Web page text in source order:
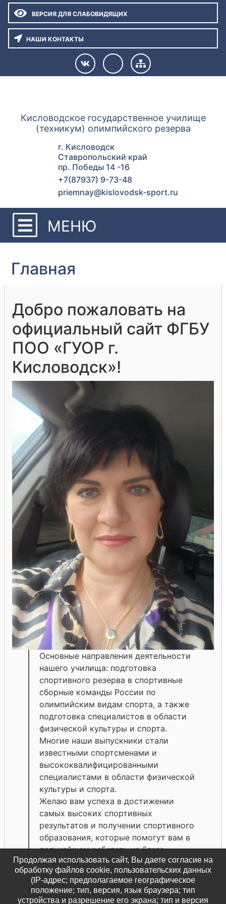
ВЕРСИЯ ДЛЯ СЛАБОВИДЯЩИХ
НАШИ КОНТАКТЫ
Кисловодское государственное училище
(техникум) олимпийского резерва
г. Кисловодск
Ставропольский край
пр. Победы 14 -16
+7(87937) 9-73-48
priemnay@kislovodsk-sport.ru
МЕНЮ
Главная
Добро пожаловать на
официальный сайт ФГБУ
ПОО «ГУОР г.
Кисловодск»!
Основные направления деятельности
нашего училища: подготовка
спортивного резерва в спортивные
сборные команды России по
олимпийским видам спорта, а также
подготовка специалистов в области
физической культуры и спорта.
Многие наши выпускники стали
известными спортсменами и
высококвалифицированными
специалистами в области физической
культуры и спорта.
Желаю вам успеха в достижении
самых высоких спортивных
результатов и получении спортивного
образования, которые помогут вам в
дальнейшем работать на благо
России!
Калашникова Татьяна Ивановна
Директор ФГБУ ПОО «ГУОР г.
Продолжая использовать сайт, Вы даете согласие на
обработку файлов cookie, пользовательских данных
(IP-адрес; предполагаемое географическое
положение; тип, версия, язык браузера; тип
устройства и разрешение его экрана; тип и версия